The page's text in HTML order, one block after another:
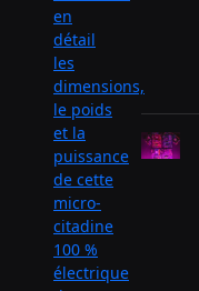
en
détail
les
dimensions,
le poids
et la
puissance
de cette
micro-
citadine
100 %
électrique